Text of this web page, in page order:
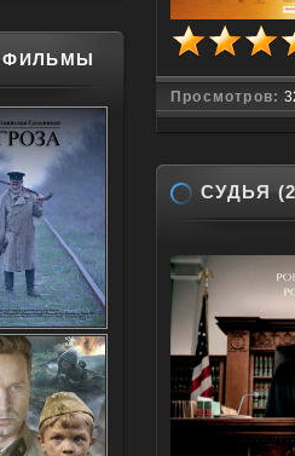
Просмотров:
СУДЬЯ
ФИЛЬМЫ